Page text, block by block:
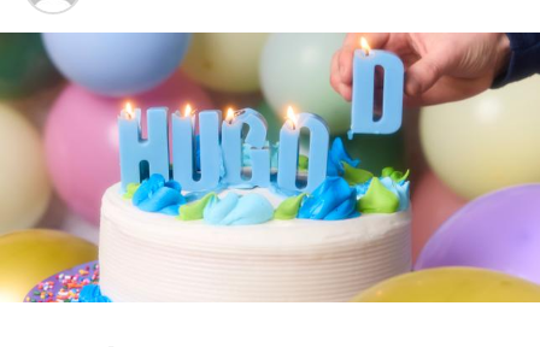
à promouvoir l’électrification du parc automobile
français. Cependant, les grandes entreprises
rencontrent encore des difficultés pour atteindre leurs
objectifs ; seulement 8% des nouveaux véhicules
immatriculés par ces entités étaient électriques en
2023. Ces incitations fiscales pourraient néanmoins
inciter davantage d’employeurs à franchir le
pas.Cependant, plusieurs défis demeurent concernant
les infrastructures nécessaires au chargement ainsi que
sur l’autonomie des véhicules et les perceptions parmi